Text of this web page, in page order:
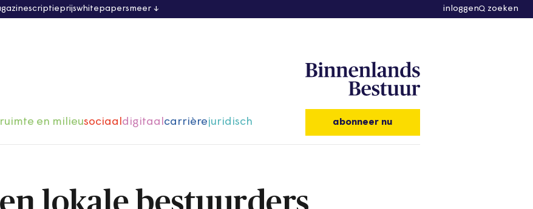
scriptieprijswhitepapersmeer inloggen zoeken
ruimte en milieusociaaldigitaalcarrièrejuridisch abonneer nu